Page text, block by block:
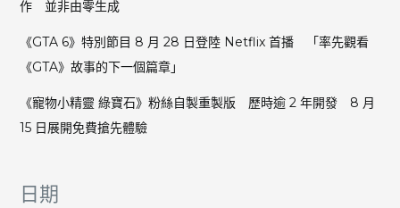
作 並非由零生成
《GTA 6》特別節目 8 月 28 日登陸 Netflix 首播 「率先觀看
《GTA》故事的下一個篇章」
《寵物小精靈 綠寶石》粉絲自製重製版 歷時逾 2 年開發 8 月
15 日展開免費搶先體驗
日期